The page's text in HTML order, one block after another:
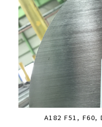
A182 F51, F60,